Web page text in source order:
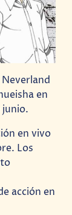
en
junio.
en vivo
Los
acción en